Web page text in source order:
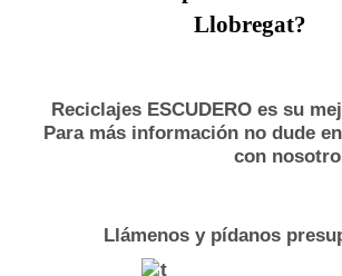
Llobregat?
Reciclajes ESCUDERO es su
Para más información no dude
con
Llámenos y pídanos